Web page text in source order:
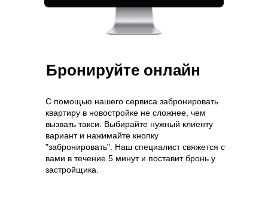
С помощью нашего сервиса забронировать
квартиру в новостройке не сложнее, чем
вызвать такси. Выбирайте нужный клиенту
вариант и нажимайте кнопку
"забронировать". Наш специалист свяжется с
вами в течение 5 минут и поставит бронь у
застройщика.
Бронируйте онлайн